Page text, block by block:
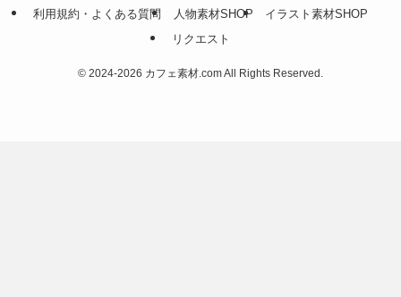
利用規約・よくある質問
人物素材SHOP
イラスト素材SHOP
リクエスト
© 2024-2026 カフェ素材.com All Rights Reserved.